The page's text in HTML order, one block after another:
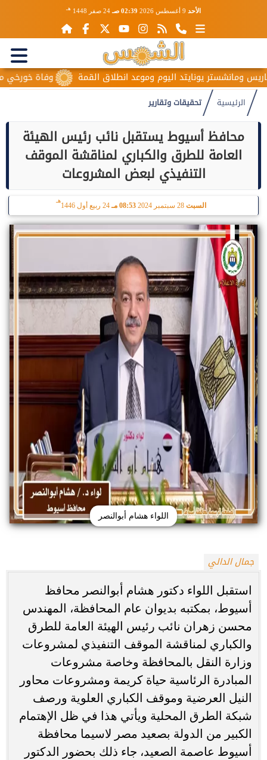
الأحد 02:39 صـ 24 صفر 1448 هـ
وفاة خورخي ميسي يونايتد اليوم وموعد انطلاق القمة
الرئيسية تحقيقات وتقارير
محافظ أسيوط يستقبل نائب رئيس الهيئة
العامة للطرق والكباري لمناقشة الموقف
التنفيذي لبعض المشروعات
السبت 08:53 مـ 24 ربيع أول 1446
هـ
اللواء هشام أبوالنصر
جمال الدالي
استقبل اللواء دكتور هشام أبوالنصر محافظ
أسيوط، بمكتبه بديوان عام المحافظة، المهندس
محسن زهران نائب رئيس الهيئة العامة للطرق
والكباري لمناقشة الموقف التنفيذي لمشروعات
وزارة النقل بالمحافظة وخاصة مشروعات
المبادرة الرئاسية حياة كريمة ومشروعات محاور
النيل العرضية وموقف الكباري العلوية ورصف
شبكة الطرق المحلية ويأتي هذا في ظل الإهتمام
الكبير من الدولة بصعيد مصر لاسيما محافظة
أسيوط عاصمة الصعيد، جاء ذلك بحضور الدكتور